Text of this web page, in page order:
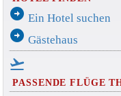
arrow_circle_right Ein Hotel suchen
arrow_circle_right Gästehaus
flight_takeoff
PASSENDE FLÜGE